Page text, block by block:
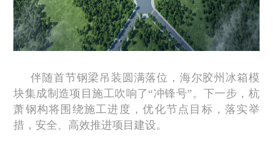
伴随首节钢梁吊装圆满落位，海尔胶州冰箱模
块集成制造项目施工吹响了“冲锋号”。下一步，杭
萧钢构将围绕施工进度，优化节点目标，落实举
措，安全、高效推进项目建设。